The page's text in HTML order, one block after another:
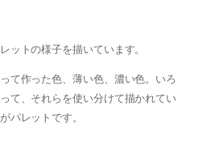
ットの様子を描いています。
て作った色、薄い色、濃い色。いろ
て、それらを使い分けて描かれてい
パレットです。